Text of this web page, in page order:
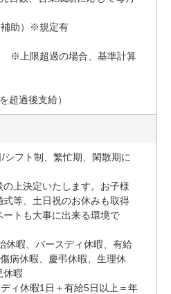
補助）※規定有
※上限超過の場合、基準計算
超過後支給）
フト制、繁忙期、閑散期に
上決定いたします。お子様
等、土日祝のお休みも取得
トも大事に出来る環境で
休暇、バースディ休暇、有給
病休暇、慶弔休暇、生理休
休暇
ィ休暇1日＋有給5日以上＝年